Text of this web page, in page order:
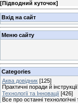
[Підводний куточок]
Вхід на сайт
Меню сайту
Categories
Аква довідник [125]
Практичні поради й
Технології та Інновації [426]
Все про останні